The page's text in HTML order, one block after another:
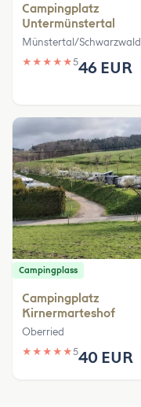
Campingplatz
Untermünstertal
Münstertal/Schwarzwald
★ ★ ★ ★ ★546 EUR
Campingplass
Campingplatz
Kirnermarteshof
Oberried
★ ★ ★ ★ ★540 EUR